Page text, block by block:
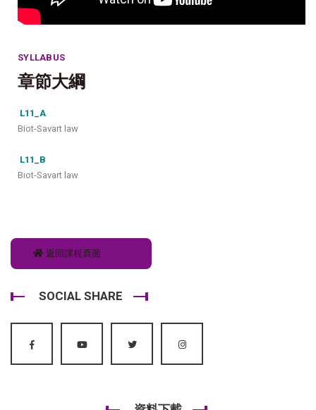
SYLLABUS
章節大綱
L11_A
Biot-Savart law
L11_B
Biot-Savart law
返回課程頁面
SOCIAL SHARE